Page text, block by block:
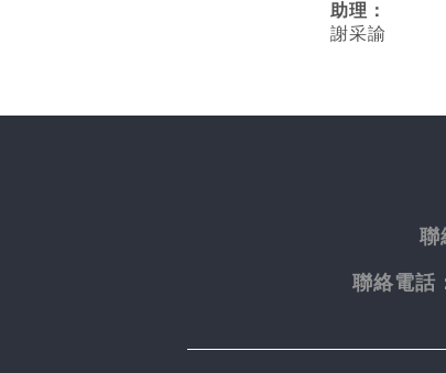
助理：
謝采
聯
聯絡電話